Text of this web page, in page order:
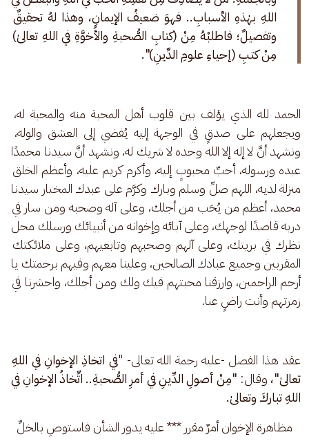
اللهِ بهٰذهِ الأسبابِ.. فهوَ ضعيفُ الإيمانِ، وهذا لهُ تحقيقٌ
وتفصيلٌ؛ فاطلبْهُ مِنْ (كتابِ الصُّحبةِ والأُخوَّةِ في اللهِ تعالىٰ)
مِنْ كتبِ (إحياءِ علومِ الدِّينِ)".
الحمد لله الذي يؤلف بين قلوب أهل المحبة منه والمحبة له،
ويجعلهم على صدقٍ في الوجهة إليه يُفضي إلى العشق والوله،
ونشهد أنَّ لا إله إلا الله وحده لا شريك له، ونشهد أنَّ سيدنا محمدًا
عبده ورسوله، أحبِّ محبوبٍ إليه، وأكرم كريم عليه، وأعظم الخلق
منزلة لديه، اللهم صلِّ وسلم وبارك وكرَّم على عبدك المختار سيدنا
محمد، أعظم من يُحَب من أجلك، وعلى آله وصحبه ومن سار في
دربه قاصدًا لوجهك، وعلى آبائه وإخوانه من أنبيائك ورسلك محل
نظرك في بريتك، وعلى آلهم وصحبهم وتابعيهم، وعلى ملائكتك
المقربين وجميع عبادك الصالحين، وعلينا معهم وفيهم برحمتك يا
أرحم الراحمين، وارزقنا محبتهم فيك ولك ومن أجلك، واحشرنا في
زمرتهم وأنت راضٍ عنا.
عقد هذا الفصل -عليه رحمة الله تعالى- "في اتخاذِ الإخوانِ في اللهِ
تعالىٰ"، وقال: "مِنْ أصولِ الدِّينِ في أمرِ الصُّحبةِ.. اتِّخاذُ الإخوانِ في
اللهِ تباركَ وتعالىٰ.
مظاهرة الإخوان أمرٌ مقرر *** عليه يدور الشأن فاستوصِ بالخلِّ